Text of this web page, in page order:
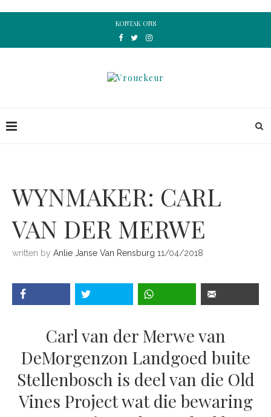
KONTAK ONS
WYNMAKER: CARL
VAN DER MERWE
written by Anlie Janse Van Rensburg 11/04/2018
Carl van der Merwe van
DeMorgenzon Landgoed buite
Stellenbosch is deel van die Old
Vines Project wat die bewaring